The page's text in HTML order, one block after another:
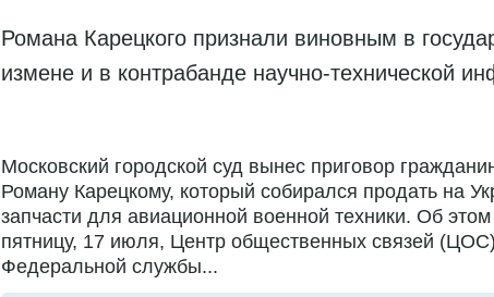
Романа Карецкого признали виновным в
измене и в контрабанде научно-технической
Московский городской суд вынес приговор
Роману Карецкому, который собирался продать на
запчасти для авиационной военной техники. Об
пятницу, 17 июля, Центр общественных связей (ЦОС)
Федеральной службы...